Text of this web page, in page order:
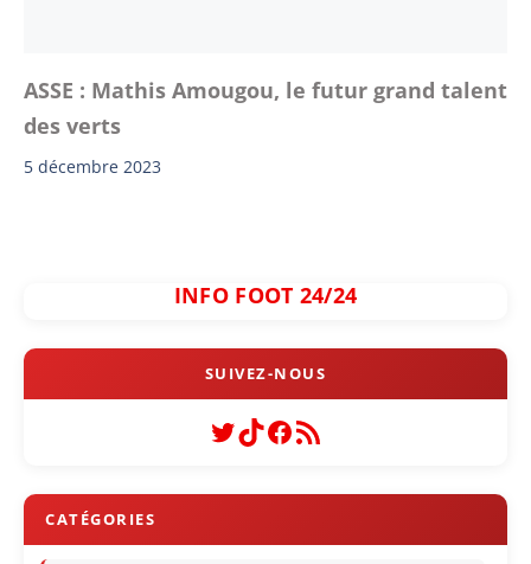
ASSE : Mathis Amougou, le futur grand talent
des verts
5 décembre 2023
INFO FOOT 24/24
Twitter
TikTok
Facebook
Flux RSS